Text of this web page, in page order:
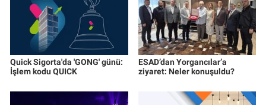
Quick Sigorta'da 'GONG' günü:
İşlem kodu QUICK
ESAD’dan Yorgancılar’a
ziyaret: Neler konuşuldu?